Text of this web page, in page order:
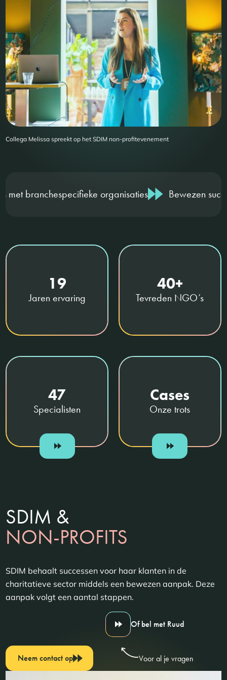
Collega Melissa spreekt op het SDIM non-profitevenement
organisaties Bewezen succesvol in de
19
Jaren ervaring
40+
Tevreden NGO’s
47
Specialisten
Cases
Onze trots
SDIM &
NON-PROFITS
SDIM behaalt successen voor haar klanten in de
charitatieve sector middels een bewezen aanpak. Deze
aanpak volgt een aantal stappen.
Neem contact op
Of bel met Ruud
Voor al je vragen